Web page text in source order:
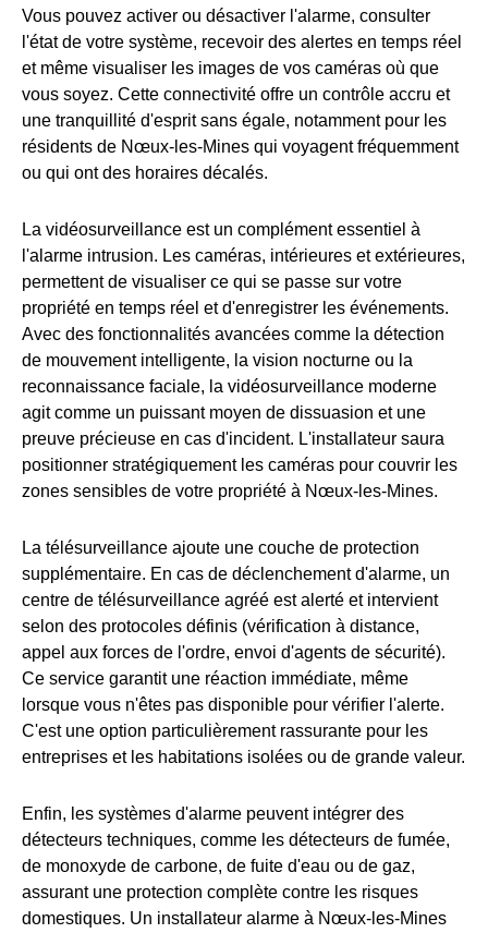
Vous pouvez activer ou désactiver l'alarme, consulter
l'état de votre système, recevoir des alertes en temps réel
et même visualiser les images de vos caméras où que
vous soyez. Cette connectivité offre un contrôle accru et
une tranquillité d'esprit sans égale, notamment pour les
résidents de Nœux-les-Mines qui voyagent fréquemment
ou qui ont des horaires décalés.
La vidéosurveillance est un complément essentiel à
l'alarme intrusion. Les caméras, intérieures et extérieures,
permettent de visualiser ce qui se passe sur votre
propriété en temps réel et d'enregistrer les événements.
Avec des fonctionnalités avancées comme la détection
de mouvement intelligente, la vision nocturne ou la
reconnaissance faciale, la vidéosurveillance moderne
agit comme un puissant moyen de dissuasion et une
preuve précieuse en cas d'incident. L'installateur saura
positionner stratégiquement les caméras pour couvrir les
zones sensibles de votre propriété à Nœux-les-Mines.
La télésurveillance ajoute une couche de protection
supplémentaire. En cas de déclenchement d'alarme, un
centre de télésurveillance agréé est alerté et intervient
selon des protocoles définis (vérification à distance,
appel aux forces de l'ordre, envoi d'agents de sécurité).
Ce service garantit une réaction immédiate, même
lorsque vous n'êtes pas disponible pour vérifier l'alerte.
C'est une option particulièrement rassurante pour les
entreprises et les habitations isolées ou de grande valeur.
Enfin, les systèmes d'alarme peuvent intégrer des
détecteurs techniques, comme les détecteurs de fumée,
de monoxyde de carbone, de fuite d'eau ou de gaz,
assurant une protection complète contre les risques
domestiques. Un installateur alarme à Nœux-les-Mines